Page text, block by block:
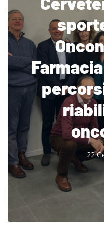
22